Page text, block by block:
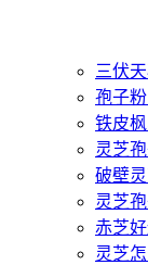
三伏
孢子粉
铁皮
灵芝
破壁
灵芝
赤芝
灵芝